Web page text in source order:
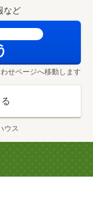
シア」
など
せページへ移動します
ウス